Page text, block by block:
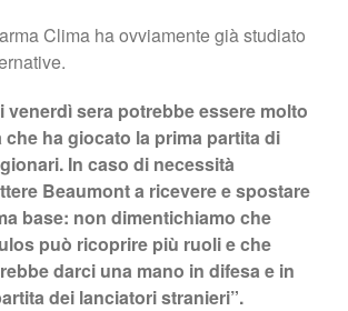
Clima ha ovviamente già studiato
venerdì sera potrebbe essere molto
che ha giocato la prima partita di
In caso di necessità
Beaumont a ricevere e spostare
base: non dimentichiamo che
può ricoprire più ruoli e che
darci una mano in difesa e in
dei lanciatori stranieri”.